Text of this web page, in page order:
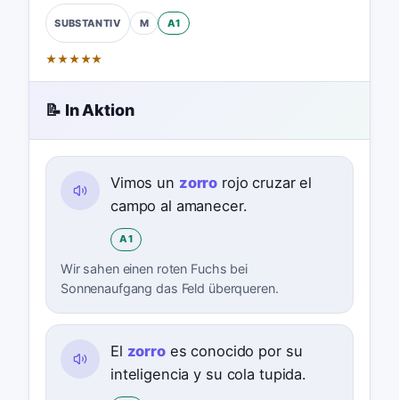
SUBSTANTIV M A1
★★★★★
📝 In Aktion
Vimos un zorro rojo cruzar el
campo al amanecer.
A1
Wir sahen einen roten Fuchs bei
Sonnenaufgang das Feld überqueren.
El zorroes conocido por su
inteligencia y su cola tupida.